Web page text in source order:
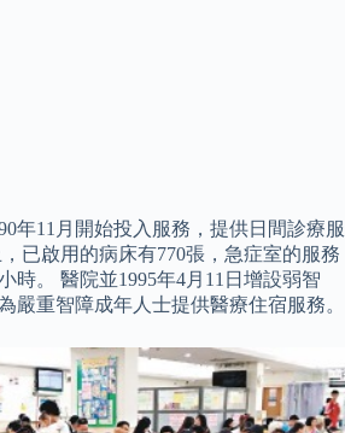
年11月開始投入服務，提供日間診療服
已啟用的病床有770張，急症室的服務
時。 醫院並1995年4月11日增設弱智
嚴重智障成年人士提供醫療住宿服務。